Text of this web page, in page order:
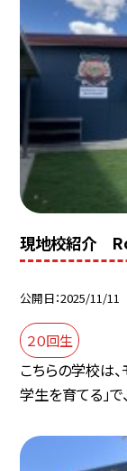
現地校紹介
公開日 2025/11/11
２０回生
こちらの学校は
学生を育てる」で